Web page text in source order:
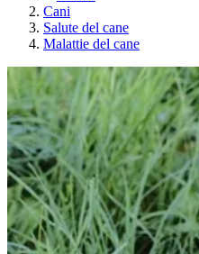
Cani
Salute del cane
Malattie del cane